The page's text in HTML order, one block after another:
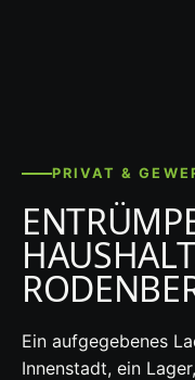
PRIVAT &
Ein aufgegebenes
Innenstadt, ein